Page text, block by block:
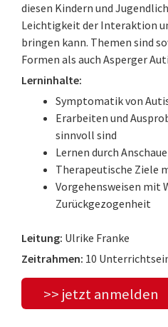
diesen Kindern und
Leichtigkeit der Interaktion
bringen kann. Themen sind
Formen als auch Asperger
Lerninhalte:
Symptomatik von
Erarbeiten und
sinnvoll sind
Lernen durch
Therapeutische Ziele
Vorgehensweisen mit
Zurückgezogenheit
Leitung: Ulrike Franke
Zeitrahmen: 10
>> jetzt anmelden